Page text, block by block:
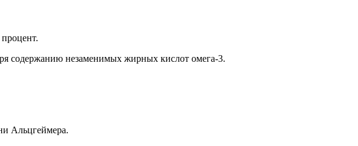
содержанию незаменимых жирных кислот омега-3.
Альцгеймера.